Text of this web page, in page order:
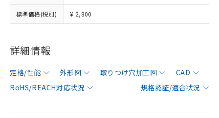
標準価格(税別) ¥ 2,800
詳細情報
定格/性能 外形図 取りつけ穴加工図
CAD
RoHS/REACH対応状況
規格認証/適合状況